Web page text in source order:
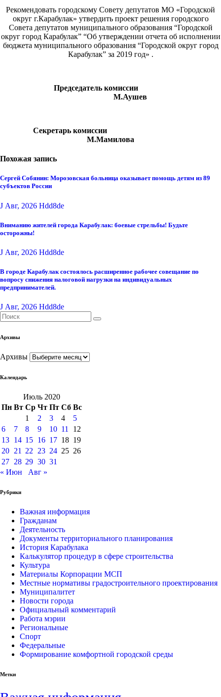
Рекомендовать городскому Совету депутатов МО «Городской
округ г.Карабулак» утвердить проект решения городского
Совета депутатов муниципального образования “Городской
округ город Карабулак” “Об утверждении отчета об исполнении
бюджета муниципального образования “Городской округ город
Карабулак” за 2019 год» .
Председатель комиссии
М.Аушев
Секретарь комиссии
М.Мамилова
Похожая запись
Сергей Собянин: Морозовская больница оказывает помощь детям из 89
субъектов России
J Авг, 2026 Hdd8de
Вниманию жителей города Карабулак: боевые стрельбы! Будьте
осторожны!
J Авг, 2026 Hdd8de
В городе Карабулак состоялось расширенное рабочее совещание по
вопросу снижения налоговой нагрузки на индивидуальных
предпринимателей.
J Авг, 2026 Hdd8de
Архивы
Архивы
Календарь
Июль 2020
Пн Вт Ср Чт Пт Сб Вс
1
2 3 4
5
6
7 8 9 10 11
12
13 14 15 16 17 18 19
20 21 22 23 24 25 26
27 28 29 30 31
« Июн
Авг »
Рубрики
Важная информация
Гражданам
Деятельность
Документы территориального планирования
История Карабулака
Калькулятор процедур в сфере строительства
Культура
Материалы Корпорации МСП
Местные нормативы градостроительного проектирования
Муниципалитет
Новости города
Официальный комментарий
Работа мэрии
Региональные
Спорт
Федеральные
Формирование комфортной городской среды
Метки